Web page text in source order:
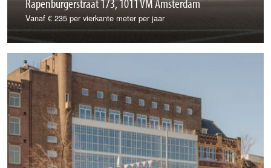
Vanaf € 235 per vierkante meter per jaar